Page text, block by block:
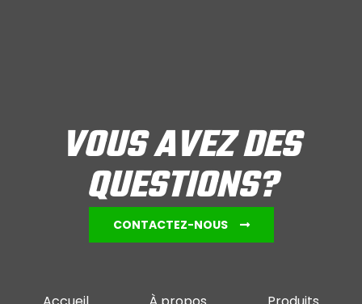
VOUS AVEZ DES
QUESTIONS?
CONTACTEZ-NOUS